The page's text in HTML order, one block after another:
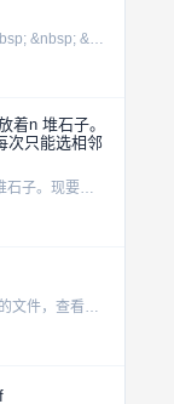
著名国外胆机2A3推挽功放电路鉴析&nbsp; &nbsp; &nbsp; &nbsp; &nbsp; &nbsp; &nbsp; &nbsp;...
着n 堆石子。
次只能选相邻
石子合并问题 在一个圆形操场的四周摆放着n 堆石子。现要将石子有次序地合并成一堆。规定每次只能选相邻的2 堆石子合并成新的一堆，并将新的一堆石子数记为该次合并的得分。试设计一个算法，计算出将n堆石子...
S240格式播放，通过spce061A播放S240格式的文件，查看用领养自带的编译器...